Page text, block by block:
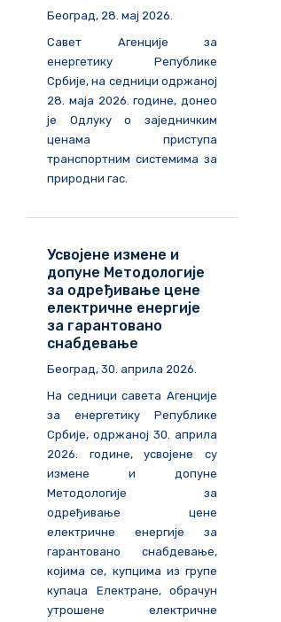
Београд, 28. мај 2026.
Савет Агенције за
енергетику Републике
Србије, на седници одржаној
28. маја 2026. године, донео
је Одлуку о заједничким
ценама приступа
транспортним системима за
природни гас.
Усвојене измене и
допуне Методологије
за одређивање цене
електричне енергије
за гарантовано
снабдевање
Београд, 30. априла 2026.
На седници савета Агенције
за енергетику Републике
Србије, одржаној 30. априла
2026. године, усвојене су
измене и допуне
Методологије за
одређивање цене
електричне енергије за
гарантовано снабдевање,
којима се, купцима из групе
купаца Електране, обрачун
утрошене електричне